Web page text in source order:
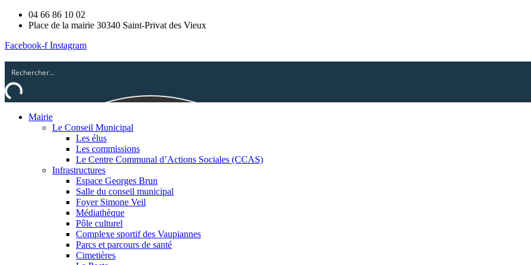
04 66 86 10 02
Place de la mairie 30340 Saint-Privat des Vieux
Facebook-f Instagram
Mairie
Le Conseil Municipal
Les élus
Les commissions
Le Centre Communal d’Actions Sociales (CCAS)
Infrastructures
Espace Georges Brun
Salle du conseil municipal
Foyer Simone Veil
Médiathèque
Pôle culturel
Complexe sportif des Vaupiannes
Parcs et parcours de santé
Cimetières